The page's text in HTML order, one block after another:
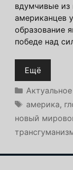
вдумчивые из
американцев
образование
победе над
Ещё
Рубрики
Актуальное
Метки
америка,
новый